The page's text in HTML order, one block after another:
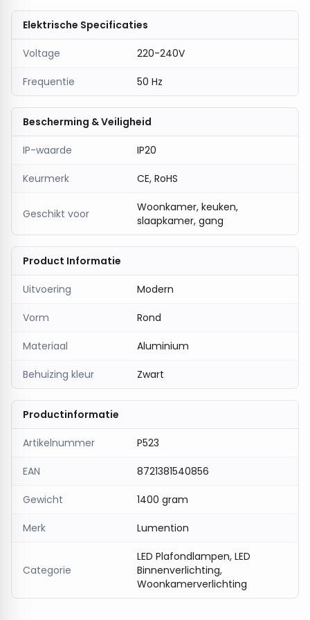
Elektrische Specificaties
Voltage 220-240V
Frequentie 50 Hz
Bescherming & Veiligheid
IP-waarde IP20
Keurmerk CE, RoHS
Geschikt voor
Woonkamer, keuken,
slaapkamer, gang
Product Informatie
Uitvoering Modern
Vorm Rond
Materiaal Aluminium
Behuizing kleur Zwart
Productinformatie
Artikelnummer P523
EAN 8721381540856
Gewicht 1400 gram
Merk Lumention
Categorie
LED Plafondlampen, LED
Binnenverlichting,
Woonkamerverlichting